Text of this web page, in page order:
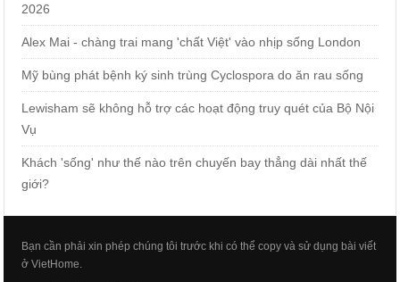
2026
Alex Mai - chàng trai mang 'chất Việt' vào nhịp sống London
Mỹ bùng phát bệnh ký sinh trùng Cyclospora do ăn rau sống
Lewisham sẽ không hỗ trợ các hoạt động truy quét của Bộ Nội
Vụ
Khách 'sống' như thế nào trên chuyến bay thẳng dài nhất thế
giới?
Bạn cần phải xin phép chúng tôi trước khi có thể copy và sử dụng bài viết
ở VietHome.